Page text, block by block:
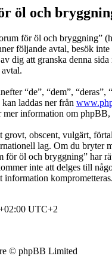
öl och
för öl och bryggning”
följande avtal, besök
dig att granska denna
“de”, “dem”,
laddas ner från
information om phpBB,
grovt, obscent, vulgärt,
lag. Om du bryter
för öl och bryggning” har
inte att delges till
information komprometteras.
UTC+2
© phpBB Limited